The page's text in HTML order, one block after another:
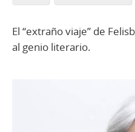
El “extraño viaje” de
al genio literario.